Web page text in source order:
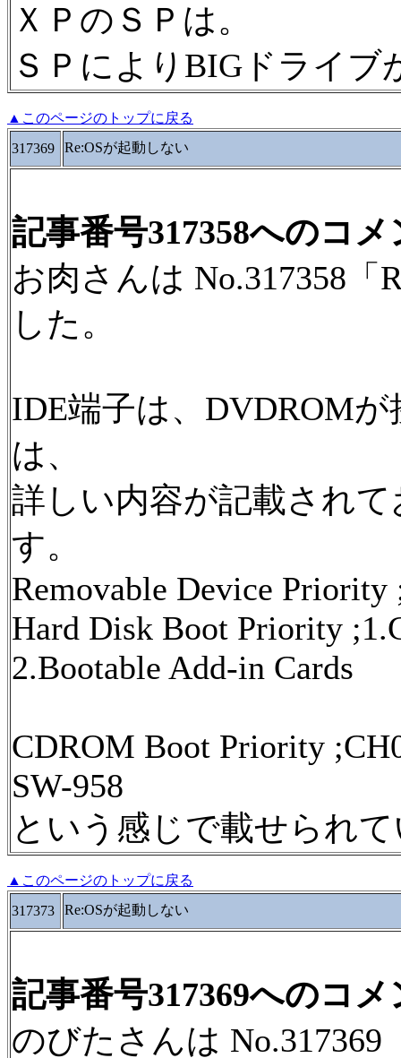
ＸＰのＳＰは。
ＳＰによりBIGドライブ
▲このページのトップに戻る
317369
Re:OSが起動しない
記事番号317358へのコメ
お肉さんは No.317358
した。
IDE端子は、DVDROM
は、
詳しい内容が記載され
す。
Removable Device Priority
Hard Disk Boot Priority
2.Bootable Add-in Cards
CDROM Boot Priority
SW-958
という感じで載せられ
▲このページのトップに戻る
317373
Re:OSが起動しない
記事番号317369へのコメ
のびたさんは